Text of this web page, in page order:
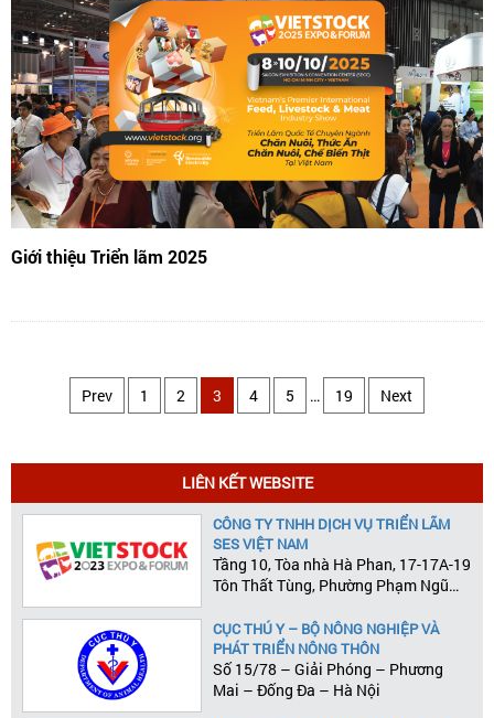
Giới thiệu Triển lãm 2025
Prev 1 2 3 4 5 … 19 Next
LIÊN KẾT WEBSITE
CÔNG TY TNHH DỊCH VỤ TRIỂN LÃM
SES VIỆT NAM
Tầng 10, Tòa nhà Hà Phan, 17-17A-19
Tôn Thất Tùng, Phường Phạm Ngũ
CỤC THÚ Y – BỘ NÔNG NGHIỆP VÀ
PHÁT TRIỂN NÔNG THÔN
Số 15/78 – Giải Phóng – Phương
Mai – Đống Đa – Hà Nội